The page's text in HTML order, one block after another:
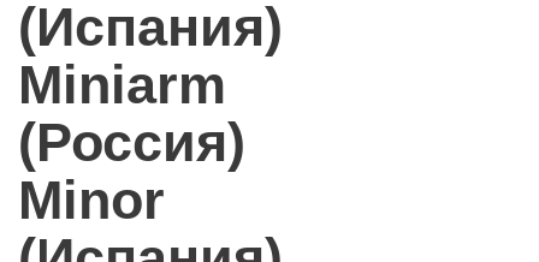
(Испания)
Miniarm
(Россия)
Minor